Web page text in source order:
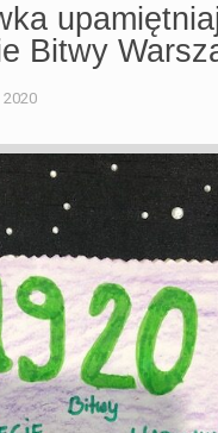
Bitwy